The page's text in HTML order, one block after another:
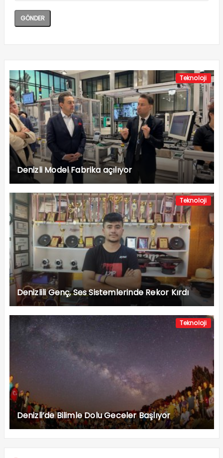
Teknoloji
Denizli Model Fabrika açılıyor
Teknoloji
Denizlili Genç, Ses Sistemlerinde Rekor Kırdı
Teknoloji
Denizli’de Bilimle Dolu Geceler Başlıyor